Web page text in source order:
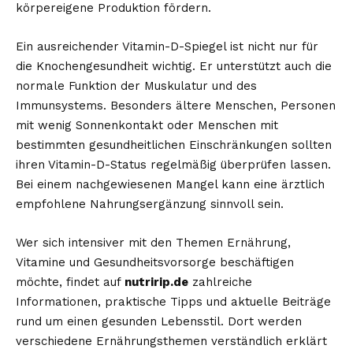
körpereigene Produktion fördern.
Ein ausreichender Vitamin-D-Spiegel ist nicht nur für
die Knochengesundheit wichtig. Er unterstützt auch die
normale Funktion der Muskulatur und des
Immunsystems. Besonders ältere Menschen, Personen
mit wenig Sonnenkontakt oder Menschen mit
bestimmten gesundheitlichen Einschränkungen sollten
ihren Vitamin-D-Status regelmäßig überprüfen lassen.
Bei einem nachgewiesenen Mangel kann eine ärztlich
empfohlene Nahrungsergänzung sinnvoll sein.
Wer sich intensiver mit den Themen Ernährung,
Vitamine und Gesundheitsvorsorge beschäftigen
möchte, findet auf nutririp.de zahlreiche
Informationen, praktische Tipps und aktuelle Beiträge
rund um einen gesunden Lebensstil. Dort werden
verschiedene Ernährungsthemen verständlich erklärt